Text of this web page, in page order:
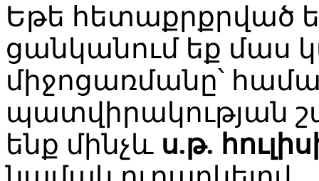
Եթե հետաքրքրված
ցանկանում եք մաս
միջոցառմանը՝
պատվիրակության
ենք մինչև ս.թ.